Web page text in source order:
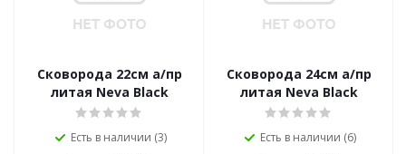
Сковорода 22см а/пр
литая Neva Black
Есть в наличии (3)
Сковорода 24см а/пр
литая Neva Black
Есть в наличии (6)